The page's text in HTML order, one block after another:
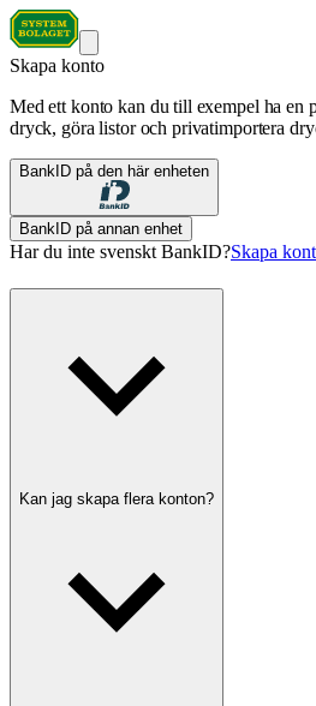
Skapa konto
Med ett konto kan du till exempel ha en
dryck, göra listor och privatimportera
BankID på den här enheten
BankID på annan enhet
Har du inte svenskt BankID?Skapa
Kan jag skapa flera konton?